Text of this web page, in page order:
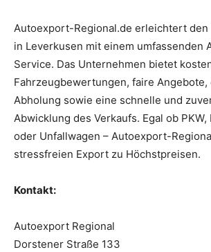
Autoexport-Regional.de erleichtert den
in Leverkusen mit einem umfassenden
Service. Das Unternehmen bietet
Fahrzeugbewertungen, faire
Abholung sowie eine schnelle und
Abwicklung des Verkaufs. Egal ob
oder Unfallwagen – Autoexport-
stressfreien Export zu Höchstpreisen.
Kontakt:
Autoexport Regional
Dorstener Straße 133